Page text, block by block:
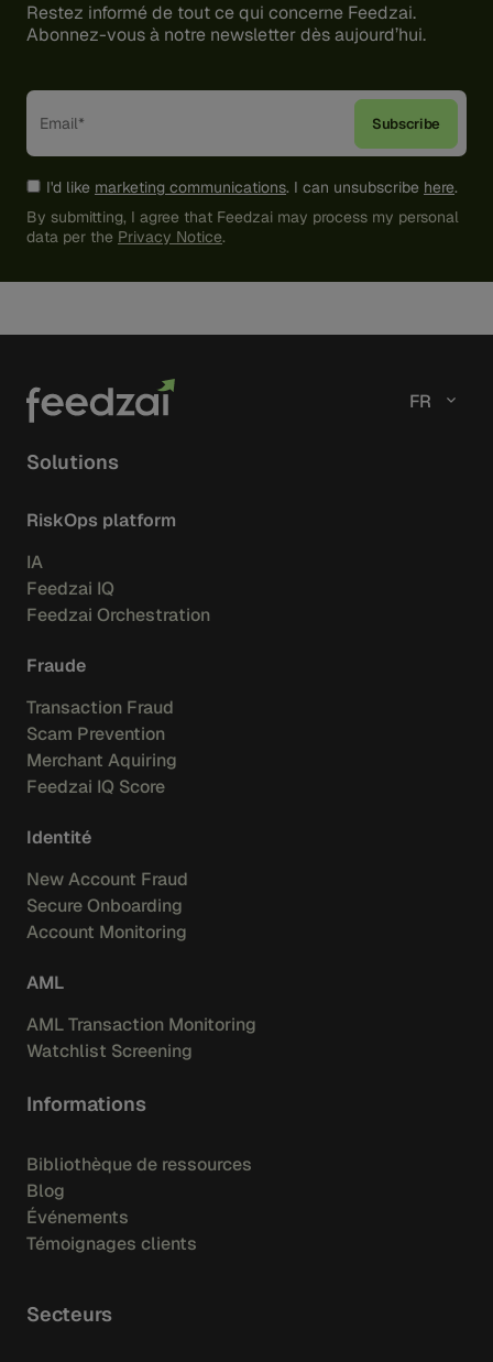
Restez informé de tout ce qui concerne Feedzai.
Abonnez-vous à notre newsletter dès aujourd’hui.
I'd like marketing communications. I can unsubscribe here.
By submitting, I agree that Feedzai may process my personal
data per the Privacy Notice.
FR
Solutions
RiskOps platform
IA
Feedzai IQ
Feedzai Orchestration
Fraude
Transaction Fraud
Scam Prevention
Merchant Aquiring
Feedzai IQ Score
Identité
New Account Fraud
Secure Onboarding
Account Monitoring
AML
AML Transaction Monitoring
Watchlist Screening
Informations
Bibliothèque de ressources
Blog
Événements
Témoignages clients
Secteurs